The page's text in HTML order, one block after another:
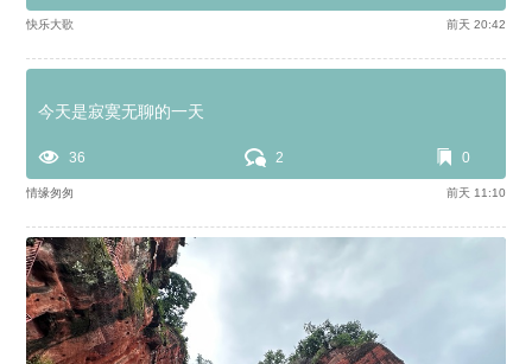
快乐大歌 前天 20:42
今天是寂寞无聊的一天
36 2 0
情缘匆匆 前天 11:10